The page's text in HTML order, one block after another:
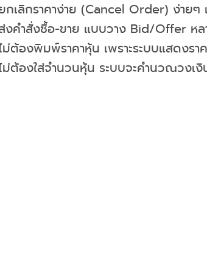
กเลิกราคาง่าย (Cancel Order) ง่าย
งคำสั่งซื้อ-ขาย แบบวาง Bid/Offer ห
ม่ต้องพิมพ์ราคาหุ้น เพราะระบบแสดงร
ม่ต้องใส่จำนวนหุ้น ระบบจะคำนวณวงเ